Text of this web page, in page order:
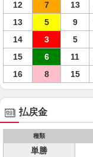
12
7 13
13
5 9
14
3 5
15
6 11
16
8 15
払戻金
種類
単勝